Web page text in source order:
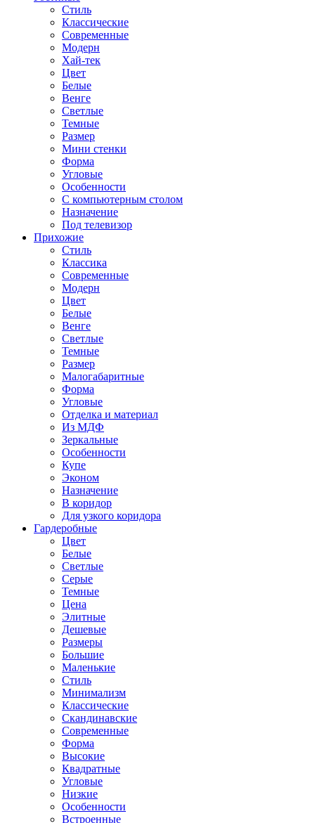
Стиль
Классические
Современные
Модерн
Хай-тек
Цвет
Белые
Венге
Светлые
Темные
Размер
Мини стенки
Форма
Угловые
Особенности
С компьютерным столом
Назначение
Под телевизор
Прихожие
Стиль
Классика
Современные
Модерн
Цвет
Белые
Венге
Светлые
Темные
Размер
Малогабаритные
Форма
Угловые
Отделка и материал
Из МДФ
Зеркальные
Особенности
Купе
Эконом
Назначение
В коридор
Для узкого коридора
Гардеробные
Цвет
Белые
Светлые
Серые
Темные
Цена
Элитные
Дешевые
Размеры
Большие
Маленькие
Стиль
Минимализм
Классические
Скандинавские
Современные
Форма
Высокие
Квадратные
Угловые
Низкие
Особенности
Встроенные